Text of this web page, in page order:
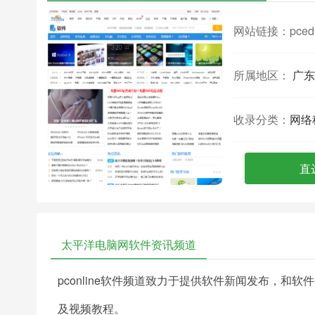
网站链接：
所属地区： 广东
收录分类： 网
直
太平洋电脑网软件资讯频道
pconline软件频道致力于提供软件新闻发布，和软
及视频教程。